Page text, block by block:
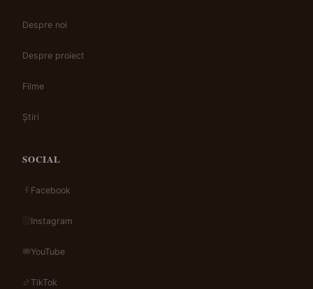
Despre noi
Despre proiect
Filme
Știri
SOCIAL
Facebook
Instagram
YouTube
TikTok